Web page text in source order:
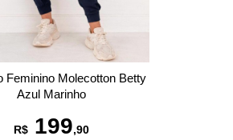
Feminino Molecotton Betty
Azul Marinho
R$ 199,90